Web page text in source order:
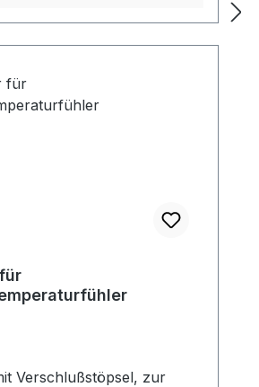
mobile App
Anzeige für
Verschlußstöpsel, zur